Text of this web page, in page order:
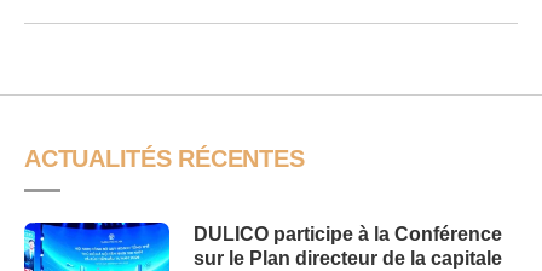
ACTUALITÉS RÉCENTES
DULICO participe à la Conférence
sur le Plan directeur de la capitale